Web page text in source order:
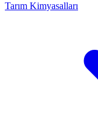
Tarım Kimyasalları